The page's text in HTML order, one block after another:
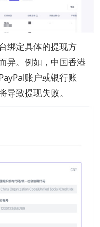
绑定具体的提现方
异。例如，中国香港
账户或银行账
导致提现失败。